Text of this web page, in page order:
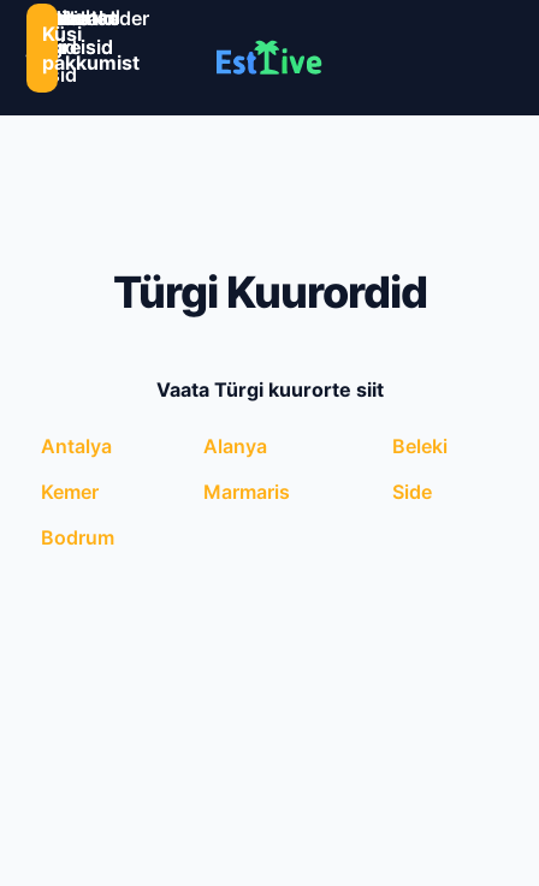
Sihtkohad
reisid
Estlive
ringreisid
Goa
reisid
Premio
ringreisid
Reisikalender
Järelmaks
Kontaktid
Küsi
pakkumist
Türgi Kuurordid
Vaata Türgi kuurorte siit
Antalya Alanya
Beleki
Kemer
Marmaris
Side
Bodrum